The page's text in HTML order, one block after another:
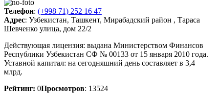
Телефон: (+998 71) 252 16 47
Адрес: Узбекистан, Ташкент, Мирабадский район , Тараса
Шевченко улица, дом 22/2
Действующая лицензия: выдана Министерством Финансов
Республики Узбекистан СФ № 00133 от 15 января 2010 года.
Уставной капитал: на сегодняшний день составляет в 3,4
млрд.
Рейтинг: 0Просмотров: 13524